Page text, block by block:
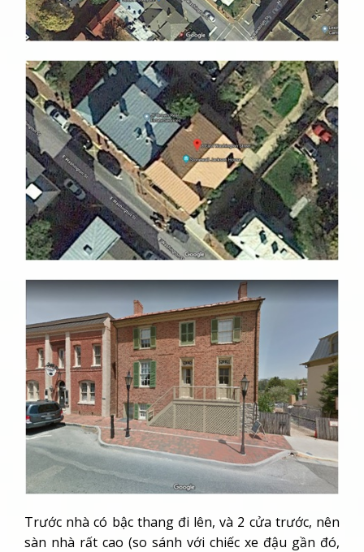
Trước nhà có bậc thang đi lên, và 2 cửa trước, nên
sàn nhà rất cao (so sánh với chiếc xe đậu gần đó,